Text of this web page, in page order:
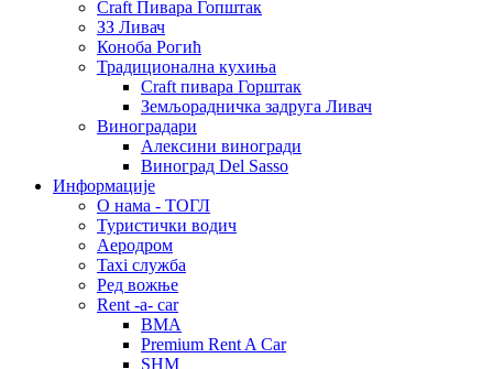
Craft Пивара Гопштак
ЗЗ Ливач
Коноба Рогић
Традиционална кухиња
Craft пивара Горштак
Земљорадничка задруга Ливач
Виноградари
Алексини виногради
Виноград Del Sasso
Информације
О нама - ТОГЛ
Туристички водич
Аеродром
Taxi служба
Ред вожње
Rent -a- car
BMA
Premium Rent A Car
SHM